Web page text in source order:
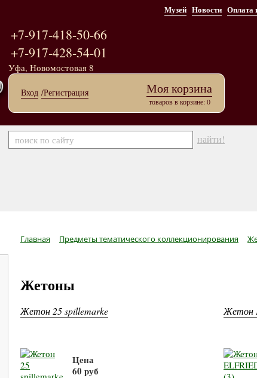
Музей Новости Оплата
+7-917-418-50-66
+7-917-428-54-01
Уфа, Новомостовая 8
Вход /Регистрация Моя корзина
товаров в корзине: 0
найти!
Главная Предметы тематического коллекционирования
Жетоны
Жетон 25 spillemarke
Цена
60 руб
Жетон